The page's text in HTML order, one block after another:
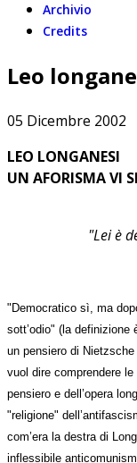
Archivio
Credits
Leo
05 Dicembre 2002
LEO LONGANESI
UN AFORISMA VI
"Lei è
"Democratico sì, ma
sott’odio" (la
un pensiero di
vuol dire comprendere
pensiero e dell’opera
"religione"
com’era la destra di
inflessibile